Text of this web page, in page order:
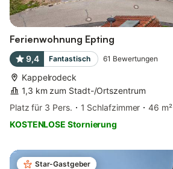
Ferienwohnung Epting
9,4 Fantastisch 61 Bewertungen
Kappelrodeck
1,3 km zum Stadt-/Ortszentrum
Platz für 3 Pers.
1 Schlafzimmer
46 m²
KOSTENLOSE Stornierung
Star-Gastgeber